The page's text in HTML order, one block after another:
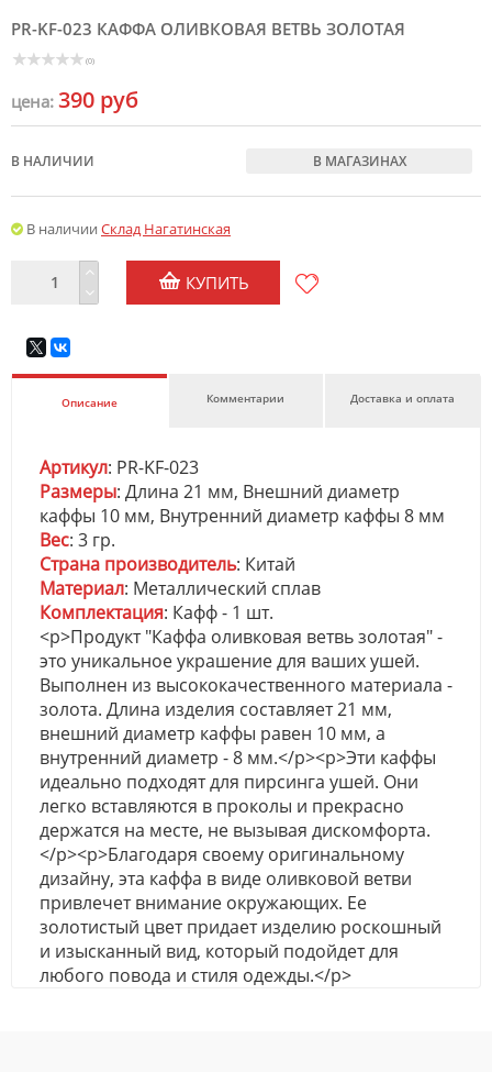
PR-KF-023 КАФФА ОЛИВКОВАЯ ВЕТВЬ ЗОЛОТАЯ
(0)
цена: 390 руб
В НАЛИЧИИ В МАГАЗИНАХ
В наличии Склад Нагатинская
КУПИТЬ
Описание Комментарии Доставка и оплата
Артикул: PR-KF-023
Размеры: Длина 21 мм, Внешний диаметр
каффы 10 мм, Внутренний диаметр каффы 8 мм
Вес: 3 гр.
Страна производитель: Китай
Материал: Металлический сплав
Комплектация: Кафф - 1 шт.
<p>Продукт "Каффа оливковая ветвь золотая" -
это уникальное украшение для ваших ушей.
Выполнен из высококачественного материала -
золота. Длина изделия составляет 21 мм,
внешний диаметр каффы равен 10 мм, а
внутренний диаметр - 8 мм.</p><p>Эти каффы
идеально подходят для пирсинга ушей. Они
легко вставляются в проколы и прекрасно
держатся на месте, не вызывая дискомфорта.
</p><p>Благодаря своему оригинальному
дизайну, эта каффа в виде оливковой ветви
привлечет внимание окружающих. Ее
золотистый цвет придает изделию роскошный
и изысканный вид, который подойдет для
любого поводa и стиля одежды.</p>